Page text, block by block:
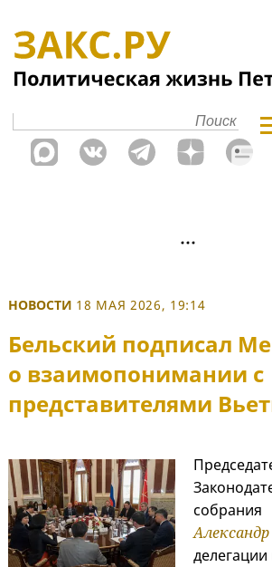
НОВОСТИ 18 МАЯ 2026, 19:14
Бельский подписал
о взаимопонимании с
представителями
собрания